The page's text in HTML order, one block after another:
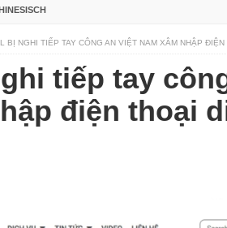
BỊ NGHI TIẾP TAY CÔNG AN VIỆT NAM XÂM NHẬP
tiếp tay
điện thoại